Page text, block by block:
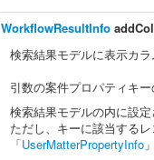
WorkflowResultInfo
検索結果モデルに表示カ
引数の案件プロパティキ
検索結果モデルの内に設
ただし、キーに該当する
「UserMatterPropertyInfo